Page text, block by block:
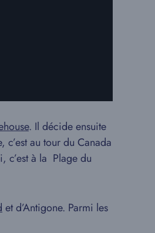
. Il décide ensuite
c’est au tour du Canada
c’est à la Plage du
et d’Antigone. Parmi les